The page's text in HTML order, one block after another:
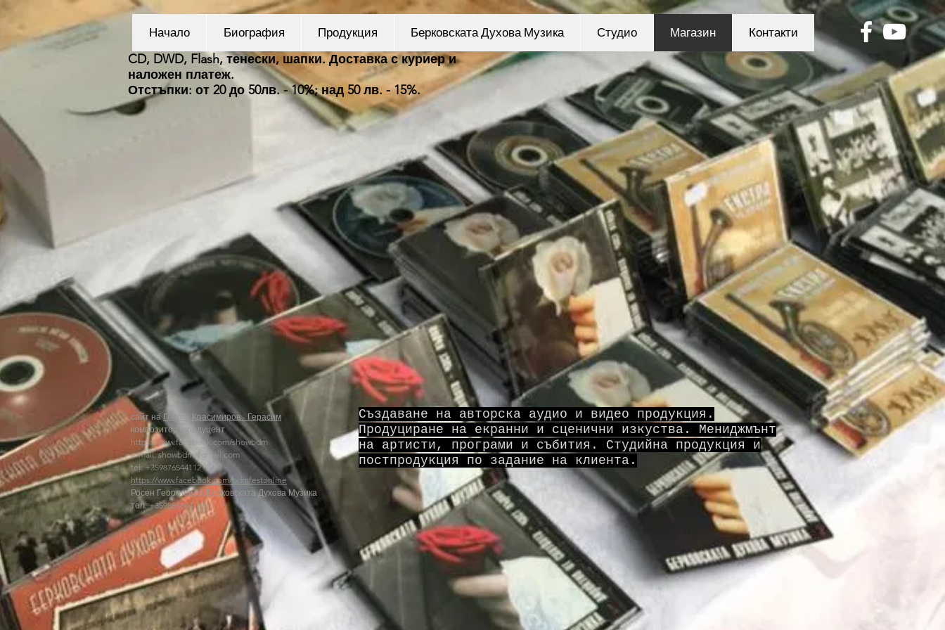
Начало Биография Продукция Берковската Духова Музика Студио Магазин Контакти
CD, DWD, Flash, тенески, шапки. Доставка с куриер и
наложен платеж.
Отстъпки: от 20 до 50лв. - 10%; над 50 лв. - 15%.
сайт наГеорги Красимиров - Герасим
композитор, продуцент
https://www.facebook.com/showbdm
e-mail:showbdm@gmail.com
tel: +359876544112
https://www.facebook.com/bdmfestonline
Росен Георгиев за Берковската Духова Музика
тел. +359888884163
Създаване на авторска аудио и видео продукция.
Продуциране на екранни и сценични изкуства. Мениджмънт
на артисти, програми и събития. Студийна продукция и
постпродукция по задание на клиента.